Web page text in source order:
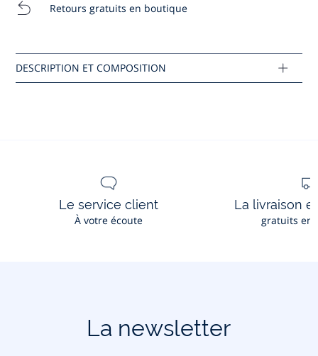
Retours gratuits en boutique
Composition :
Réf : 2021784
Le service client
À votre écoute
La livraison
gratuits en
La newsletter